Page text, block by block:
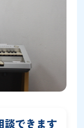
談できます